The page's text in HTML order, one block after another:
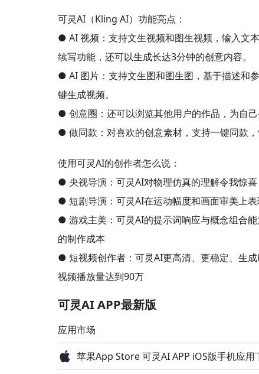
可灵AI（Kling AI）功能亮点：
● AI 视频：支持文生视频和图生视频，输入文
续写功能，还可以生成长达3分钟的创意内容。
● AI 图片：支持文生图和图生图，基于描述和
键生成视频。
● 创意圈：还可以浏览其他用户的作品，为自
● 做同款：对喜欢的创意素材，支持一键同款，
使用可灵AI的创作者怎么说：
● 央视导演：可灵AI对物理仿真的理解令我惊
● 短剧导演：可灵AI在运动幅度和画面审美上
● 游戏主美：可灵AI的提示词响应与概念组合
的制作成本
● 短视频创作者：可灵AI更高清、更稳定、生
视频播放量达到90万
可灵AI APP最新版
应用市场
苹果App Store 可灵AI APP iOS版手机应用